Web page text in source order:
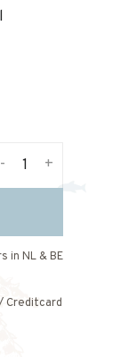
+
-
in NL & BE
Creditcard